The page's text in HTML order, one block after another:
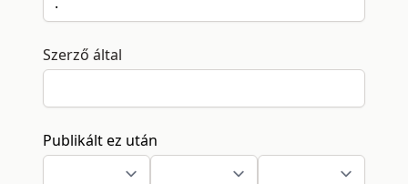
Szerző által
Publikált ez után